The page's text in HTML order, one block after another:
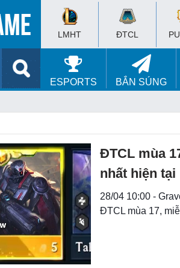
LMHT ĐTCL
ESPORTS BẮN SÚNG
ĐTCL mùa
nhất hiện tại
28/04 10:00 -
ĐTCL mùa 17,